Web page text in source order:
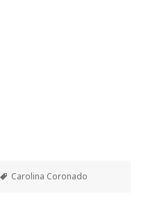
Etiquetas
Carolina Coronado